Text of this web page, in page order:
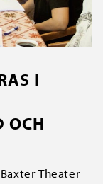
I
OCH
Theater